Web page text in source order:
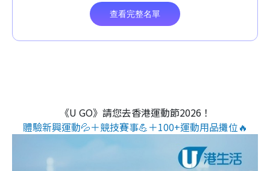
《U GO》請您去香港運動節2026！
體驗新興運動💦＋競技賽事💪＋100+運動用品攤位🔥